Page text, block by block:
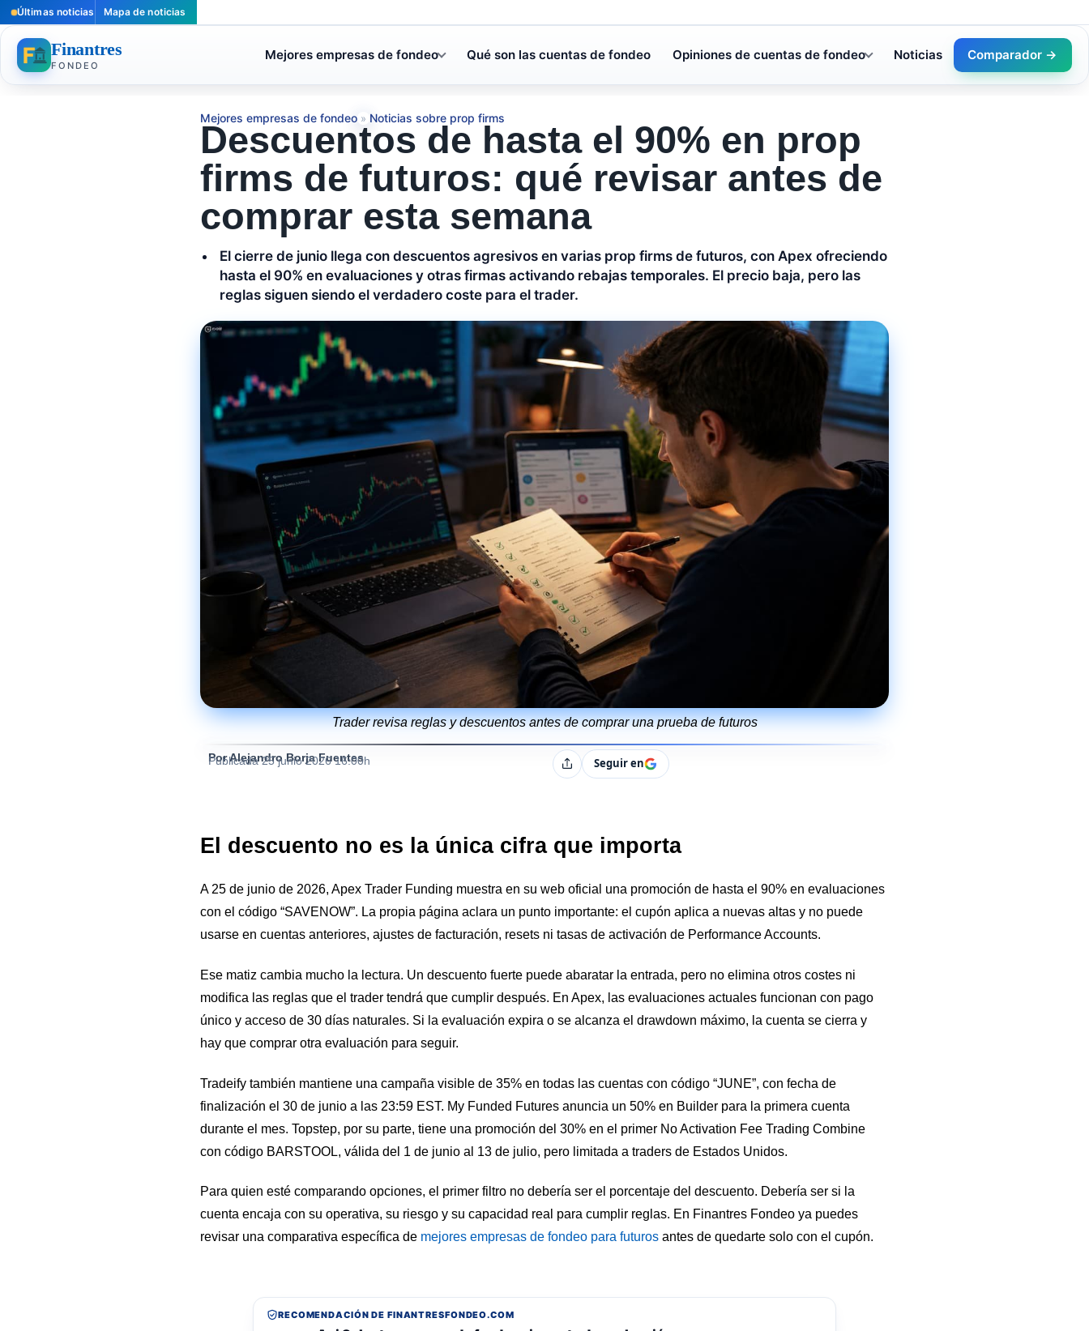
Últimas noticias Mapa de noticias
Finantres
FONDEO
Mejores empresas de fondeo Qué son las cuentas de fondeo Opiniones de cuentas de fondeo Noticias Comparador →
Mejores empresas de fondeo » Noticias sobre prop firms
Descuentos de hasta el 90% en prop
firms de futuros: qué revisar antes de
comprar esta semana
El cierre de junio llega con descuentos agresivos en varias prop firms de futuros, con Apex ofreciendo
hasta el 90% en evaluaciones y otras firmas activando rebajas temporales. El precio baja, pero las
reglas siguen siendo el verdadero coste para el trader.
Trader revisa reglas y descuentos antes de comprar una prueba de futuros
Por Alejandro Borja Fuentes
Publicada 25 junio 2026 16:00h CompartirSeguir en
El descuento no es la única cifra que importa
A 25 de junio de 2026, Apex Trader Funding muestra en su web oficial una promoción de hasta el 90% en evaluaciones
con el código “SAVENOW”. La propia página aclara un punto importante: el cupón aplica a nuevas altas y no puede
usarse en cuentas anteriores, ajustes de facturación, resets ni tasas de activación de Performance Accounts.
Ese matiz cambia mucho la lectura. Un descuento fuerte puede abaratar la entrada, pero no elimina otros costes ni
modifica las reglas que el trader tendrá que cumplir después. En Apex, las evaluaciones actuales funcionan con pago
único y acceso de 30 días naturales. Si la evaluación expira o se alcanza el drawdown máximo, la cuenta se cierra y
hay que comprar otra evaluación para seguir.
Tradeify también mantiene una campaña visible de 35% en todas las cuentas con código “JUNE”, con fecha de
finalización el 30 de junio a las 23:59 EST. My Funded Futures anuncia un 50% en Builder para la primera cuenta
durante el mes. Topstep, por su parte, tiene una promoción del 30% en el primer No Activation Fee Trading Combine
con código BARSTOOL, válida del 1 de junio al 13 de julio, pero limitada a traders de Estados Unidos.
Para quien esté comparando opciones, el primer filtro no debería ser el porcentaje del descuento. Debería ser si la
cuenta encaja con su operativa, su riesgo y su capacidad real para cumplir reglas. En Finantres Fondeo ya puedes
revisar una comparativa específica de mejores empresas de fondeo para futuros antes de quedarte solo con el cupón.
RECOMENDACIÓN DE FINANTRESFONDEO.COM